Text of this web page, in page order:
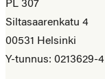
PL 307
Siltasaarenkatu 4
00531 Helsinki
Y-tunnus: 0213629-4